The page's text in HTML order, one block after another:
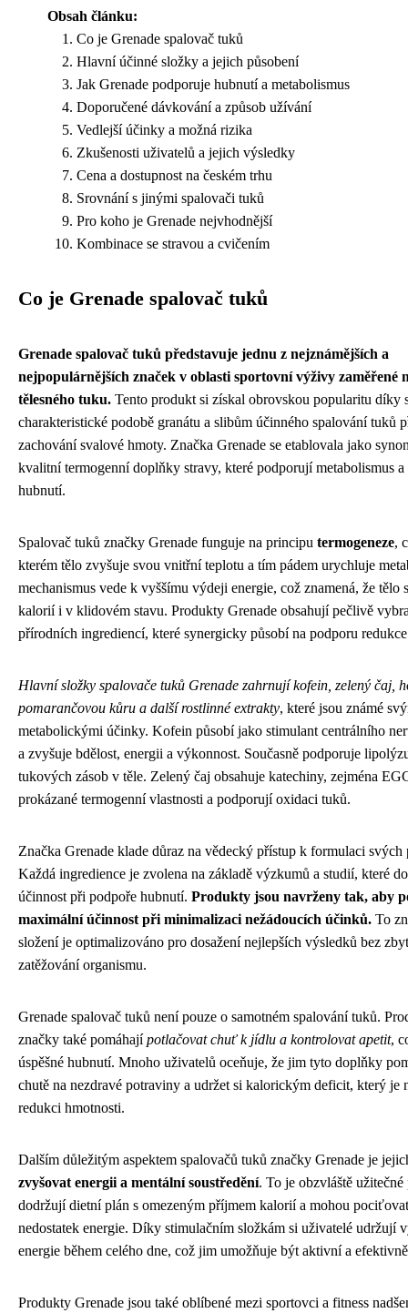
Obsah článku:
Co je Grenade spalovač tuků
Hlavní účinné složky a jejich působení
Jak Grenade podporuje hubnutí a metabolismus
Doporučené dávkování a způsob užívání
Vedlejší účinky a možná rizika
Zkušenosti uživatelů a jejich výsledky
Cena a dostupnost na českém trhu
Srovnání s jinými spalovači tuků
Pro koho je Grenade nejvhodnější
Kombinace se stravou a cvičením
Co je Grenade spalovač tuků
Grenade spalovač tuků představuje jednu z nejznámějších a
nejpopulárnějších značek v oblasti sportovní výživy zaměřené
tělesného tuku. Tento produkt si získal obrovskou popularitu díky
charakteristické podobě granátu a slibům účinného spalování tuků
zachování svalové hmoty. Značka Grenade se etablovala jako
kvalitní termogenní doplňky stravy, které podporují metabolismus
hubnutí.
Spalovač tuků značky Grenade funguje na principu termogeneze,
kterém tělo zvyšuje svou vnitřní teplotu a tím pádem urychluje
mechanismus vede k vyššímu výdeji energie, což znamená, že tělo
kalorií i v klidovém stavu. Produkty Grenade obsahují pečlivě
přírodních ingrediencí, které synergicky působí na podporu
Hlavní složky spalovače tuků Grenade zahrnují kofein, zelený čaj,
pomarančovou kůru a další rostlinné extrakty, které jsou známé
metabolickými účinky. Kofein působí jako stimulant centrálního
a zvyšuje bdělost, energii a výkonnost. Současně podporuje
tukových zásob v těle. Zelený čaj obsahuje katechiny, zejména
prokázané termogenní vlastnosti a podporují oxidaci tuků.
Značka Grenade klade důraz na vědecký přístup k formulaci svých
Každá ingredience je zvolena na základě výzkumů a studií, které
účinnost při podpoře hubnutí. Produkty jsou navrženy tak, aby
maximální účinnost při minimalizaci nežádoucích účinků. To
složení je optimalizováno pro dosažení nejlepších výsledků bez
zatěžování organismu.
Grenade spalovač tuků není pouze o samotném spalování tuků.
značky také pomáhajípotlačovat chuť k jídlu a kontrolovat apetit,
úspěšné hubnutí. Mnoho uživatelů oceňuje, že jim tyto doplňky
chutě na nezdravé potraviny a udržet si kalorickým deficit, který je
redukci hmotnosti.
Dalším důležitým aspektem spalovačů tuků značky Grenade je
zvyšovat energii a mentální soustředění. To je obzvláště
dodržují dietní plán s omezeným příjmem kalorií a mohou
nedostatek energie. Díky stimulačním složkám si uživatelé udržují
energie během celého dne, což jim umožňuje být aktivní a
Produkty Grenade jsou také oblíbené mezi sportovci a fitness